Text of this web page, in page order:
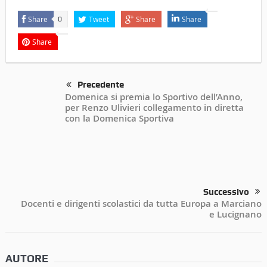
Share 0 Tweet Share Share
Share
Precedente
Domenica si premia lo Sportivo dell’Anno,
per Renzo Ulivieri collegamento in diretta
con la Domenica Sportiva
Successivo
Docenti e dirigenti scolastici da tutta Europa a Marciano
e Lucignano
AUTORE